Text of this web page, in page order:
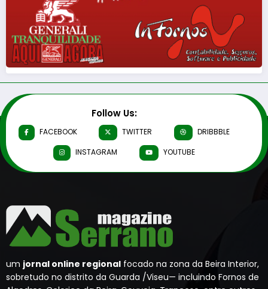
Follow Us:
FACEBOOK TWITTER
DRIBBBLE
INSTAGRAM
YOUTUBE
um jornal online regional focado na zona da Beira Interior,
sobretudo no distrito da Guarda /Viseu— incluindo Fornos de